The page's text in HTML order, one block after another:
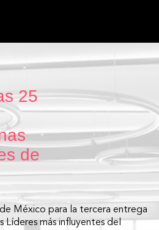
25
de
México para la tercera entrega
Líderes más influyentes del